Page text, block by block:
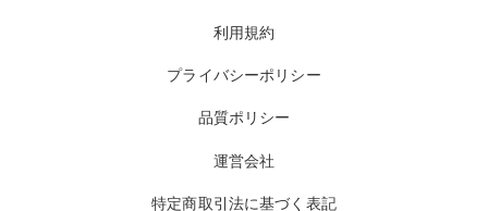
利用規約
プライバシーポリシー
品質ポリシー
運営会社
特定商取引法に基づく表記